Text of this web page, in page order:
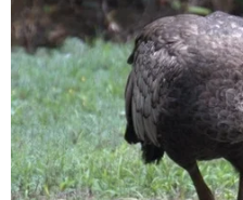
Mỹ can thiệp khẩn cấp,
ngăn Israel mở rộng đòn
trừng phạt Hezbollah
07/08/2026 02:31